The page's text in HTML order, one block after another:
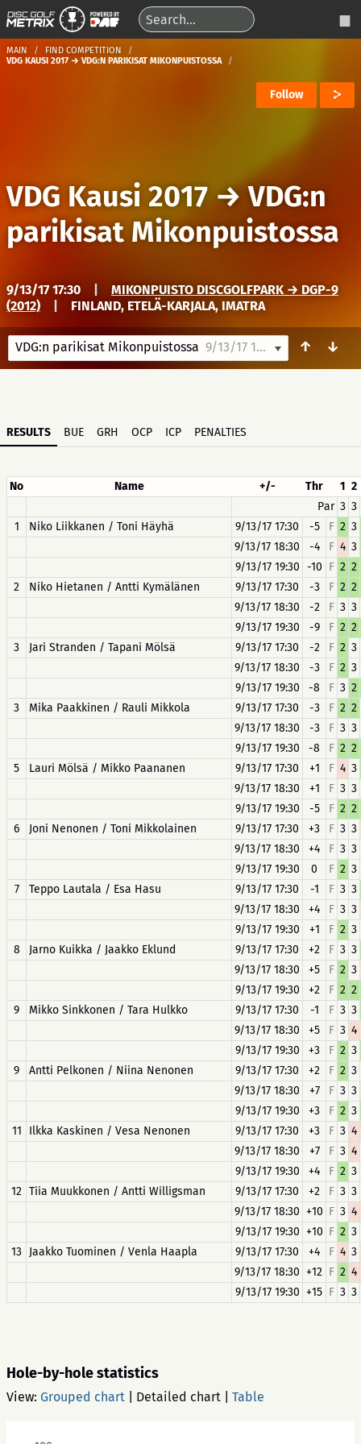
MAIN
FIND COMPETITION
VDG KAUSI 2017 → VDG:N PARIKISAT MIKONPUISTOSSA
Follow
VDG Kausi 2017→VDG:n
parikisat Mikonpuistossa
9/13/17 17:30
MIKONPUISTO DISCGOLFPARK → DGP-9
(2012)
FINLAND, ETELÄ-KARJALA, IMATRA
VDG:n parikisat Mikonpuistossa 9/13/17 17:30 ↑ ↓
RESULTS BUE GRH OCP ICP PENALTIES
No Name +/- Thr 1 2
Par 3 3
1
Niko Liikkanen / Toni Häyhä 9/13/17 17:30 -5 F 2 3
9/13/17 18:30
-4 F 4 3
9/13/17 19:30 -10 F 2 2
2
Niko Hietanen / Antti Kymälänen 9/13/17 17:30 -3 F 2 2
9/13/17 18:30
-2 F 3 3
9/13/17 19:30
-9 F 2 2
3
Jari Stranden / Tapani Mölsä 9/13/17 17:30 -2 F 2 3
9/13/17 18:30
-3 F 2 3
9/13/17 19:30
-8 F 3 2
3
Mika Paakkinen / Rauli Mikkola 9/13/17 17:30 -3 F 2 2
9/13/17 18:30
-3 F 3 3
9/13/17 19:30
-8 F 2 2
5
Lauri Mölsä / Mikko Paananen 9/13/17 17:30 +1 F 4 3
9/13/17 18:30
+1 F 3 3
9/13/17 19:30
-5 F 2 2
6
Joni Nenonen / Toni Mikkolainen 9/13/17 17:30 +3 F 3 3
9/13/17 18:30
+4 F 3 3
9/13/17 19:30
0 F 2 3
7
Teppo Lautala / Esa Hasu 9/13/17 17:30 -1 F 3 3
9/13/17 18:30
+4 F 3 3
9/13/17 19:30
+1 F 2 3
8
Jarno Kuikka / Jaakko Eklund 9/13/17 17:30 +2 F 3 3
9/13/17 18:30
+5 F 2 3
9/13/17 19:30
+2 F 2 2
9
Mikko Sinkkonen / Tara Hulkko 9/13/17 17:30 -1 F 3 3
9/13/17 18:30
+5 F 3 4
9/13/17 19:30
+3 F 2 3
9
Antti Pelkonen / Niina Nenonen 9/13/17 17:30 +2 F 2 3
9/13/17 18:30
+7 F 3 3
9/13/17 19:30
+3 F 2 3
11
Ilkka Kaskinen / Vesa Nenonen 9/13/17 17:30 +3 F 3 4
9/13/17 18:30
+7 F 3 4
9/13/17 19:30
+4 F 2 3
12 Tiia Muukkonen / Antti Willigsman 9/13/17 17:30 +2 F 3 3
9/13/17 18:30 +10 F 3 4
9/13/17 19:30 +10 F 2 3
13 Jaakko Tuominen / Venla Haapla 9/13/17 17:30 +4 F 4 3
9/13/17 18:30 +12 F 2 4
9/13/17 19:30 +15 F 3 3
Hole-by-hole statistics
View: Grouped chart Detailed chart Table